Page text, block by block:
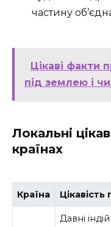
частину
Цікаві факти
під землею і
Локальні
країнах
Країна
Давні